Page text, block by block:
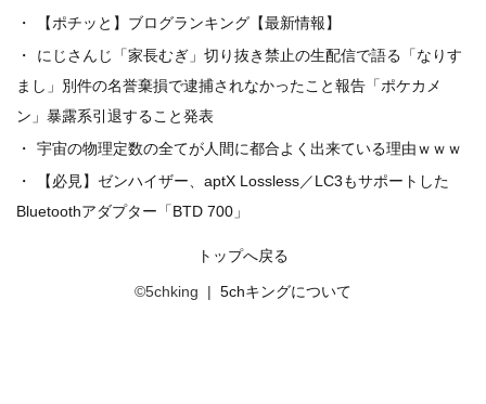
【ポチッと】ブログランキング【最新情報】
にじさんじ「家長むぎ」切り抜き禁止の生配信で語る「なりす
まし」別件の名誉棄損で逮捕されなかったこと報告「ポケカメ
ン」暴露系引退すること発表
宇宙の物理定数の全てが人間に都合よく出来ている理由ｗｗｗ
【必見】ゼンハイザー、aptX Lossless／LC3もサポートした
Bluetoothアダプター「BTD 700」
トップへ戻る
©5chking | 5chキングについて